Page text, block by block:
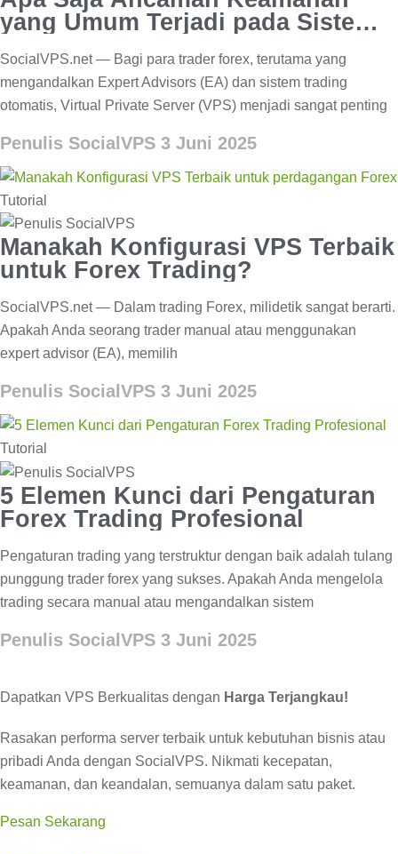
yang Umum Terjadi pada Sistem
SocialVPS.net — Bagi para trader forex, terutama yang
mengandalkan Expert Advisors (EA) dan sistem trading
otomatis, Virtual Private Server (VPS) menjadi sangat penting
Penulis SocialVPS 3 Juni 2025
Tutorial
Manakah Konfigurasi VPS Terbaik
untuk Forex Trading?
SocialVPS.net — Dalam trading Forex, milidetik sangat berarti.
Apakah Anda seorang trader manual atau menggunakan
expert advisor (EA), memilih
Penulis SocialVPS 3 Juni 2025
Tutorial
5 Elemen Kunci dari Pengaturan
Forex Trading Profesional
Pengaturan trading yang terstruktur dengan baik adalah tulang
punggung trader forex yang sukses. Apakah Anda mengelola
trading secara manual atau mengandalkan sistem
Penulis SocialVPS 3 Juni 2025
Dapatkan VPS Berkualitas dengan Harga Terjangkau!
Rasakan performa server terbaik untuk kebutuhan bisnis atau
pribadi Anda dengan SocialVPS. Nikmati kecepatan,
keamanan, dan keandalan, semuanya dalam satu paket.
Pesan Sekarang